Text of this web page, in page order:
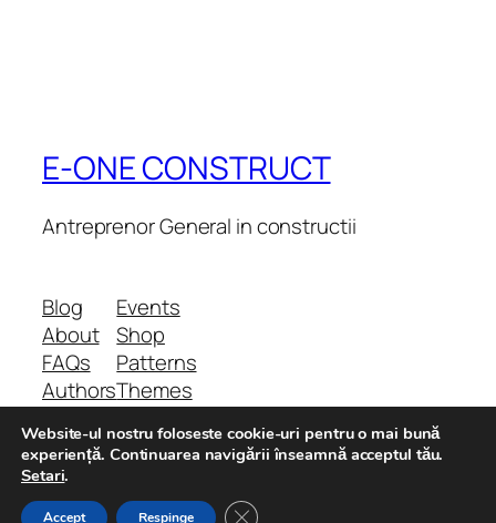
E-ONE CONSTRUCT
Antreprenor General in constructii
Blog
About
FAQs
Authors
Events
Shop
Patterns
Themes
Twenty Twenty-Five
Website-ul nostru foloseste cookie-uri pentru o mai bună
experiență. Continuarea navigării înseamnă acceptul tău.
Setari.
Accept Respinge Close GDPR Cookie Banner